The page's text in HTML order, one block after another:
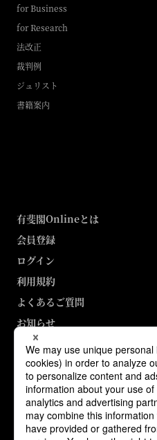
for Business
for Research
法改正
裁判例
ジュリスト
書籍案内
有斐閣Onlineとは
会員登録
ログイン
利用規約
よくあるご質問
お知らせ